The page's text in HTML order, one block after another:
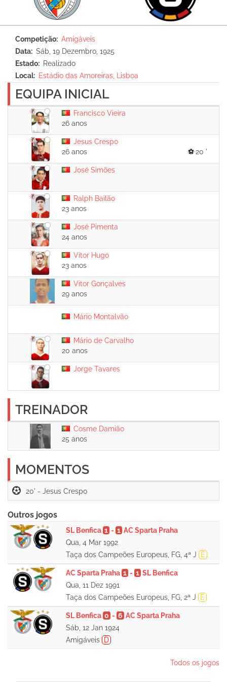
Competição
Amigáveis
Data
Sáb, 19 Dezembro, 1925
Estado
Realizado
Local
Estádio das Amoreiras, Lisboa
EQUIPA INICIAL
Francisco Vieira
26 anos
Jesus Crespo
26 anos
20 '
José Simões
Ralph Bailão
23 anos
José Pimenta
24 anos
Vítor Hugo
23 anos
Vitor Gonçalves
29 anos
Mário Montalvão
Mário de Carvalho
20 anos
Jorge Tavares
TREINADOR
Cosme Damião
25 anos
MOMENTOS
20' -
Outros jogos
SL Benfica 1- 1 AC Sparta Praha
Qua, 4 Mar 1992
Taça dos Campeões Europeus, FG, 4ª J
E
AC Sparta Praha 1- 1 SL Benfica
Qua, 11 Dez 1991
Taça dos Campeões Europeus, FG, 2ª J
E
SL Benfica 0 - 6 AC Sparta Praha
Sáb, 12 Jan 1924
Amigáveis
D
Todos os jogos